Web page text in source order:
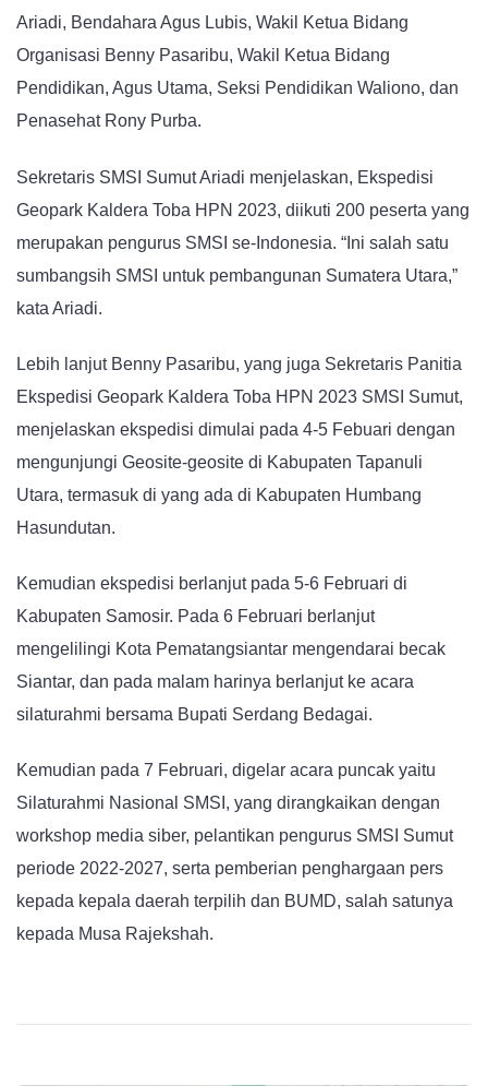
Ariadi, Bendahara Agus Lubis, Wakil Ketua Bidang
Organisasi Benny Pasaribu, Wakil Ketua Bidang
Pendidikan, Agus Utama, Seksi Pendidikan Waliono, dan
Penasehat Rony Purba.
Sekretaris SMSI Sumut Ariadi menjelaskan, Ekspedisi
Geopark Kaldera Toba HPN 2023, diikuti 200 peserta yang
merupakan pengurus SMSI se-Indonesia. “Ini salah satu
sumbangsih SMSI untuk pembangunan Sumatera Utara,”
kata Ariadi.
Lebih lanjut Benny Pasaribu, yang juga Sekretaris Panitia
Ekspedisi Geopark Kaldera Toba HPN 2023 SMSI Sumut,
menjelaskan ekspedisi dimulai pada 4-5 Febuari dengan
mengunjungi Geosite-geosite di Kabupaten Tapanuli
Utara, termasuk di yang ada di Kabupaten Humbang
Hasundutan.
Kemudian ekspedisi berlanjut pada 5-6 Februari di
Kabupaten Samosir. Pada 6 Februari berlanjut
mengelilingi Kota Pematangsiantar mengendarai becak
Siantar, dan pada malam harinya berlanjut ke acara
silaturahmi bersama Bupati Serdang Bedagai.
Kemudian pada 7 Februari, digelar acara puncak yaitu
Silaturahmi Nasional SMSI, yang dirangkaikan dengan
workshop media siber, pelantikan pengurus SMSI Sumut
periode 2022-2027, serta pemberian penghargaan pers
kepada kepala daerah terpilih dan BUMD, salah satunya
kepada Musa Rajekshah.